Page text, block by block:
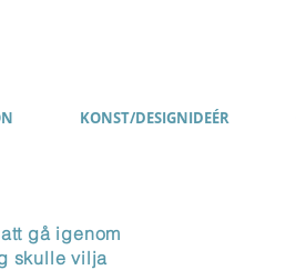
gå igenom
skulle vilja
KONST/DESIGNIDEÉR